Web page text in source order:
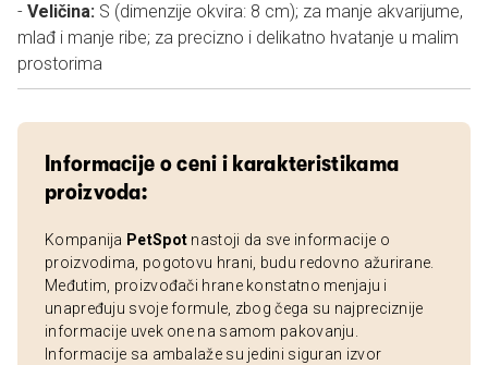
- Veličina: S (dimenzije okvira: 8 cm); za manje akvarijume,
mlađ i manje ribe; za precizno i delikatno hvatanje u malim
prostorima
Informacije o ceni i karakteristikama
proizvoda:
Kompanija PetSpot nastoji da sve informacije o
proizvodima, pogotovu hrani, budu redovno ažurirane.
Međutim, proizvođači hrane konstatno menjaju i
unapređuju svoje formule, zbog čega su najpreciznije
informacije uvek one na samom pakovanju.
Informacije sa ambalaže su jedini siguran izvor